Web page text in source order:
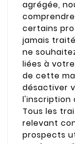
agrégée,
certains
jamais
ne
liées à
de cette
désactiver
l'inscription
Tous les
relevant
prospects